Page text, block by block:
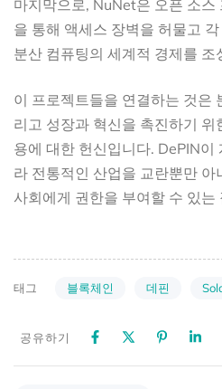
마지막으로, NuNet은 오픈 소
을 통해 액세스 장벽을 허물고
분산 컴퓨팅의 세계적 경제를
이 프로젝트들을 연결하는 것은
리고 성장과 혁신을 촉진하기
용에 대한 헌신입니다. DePIN
라 전통적인 산업을 교란뿐만
사회에게 권한을 부여할 수 있
태그 블록체인 데핀
공유하기